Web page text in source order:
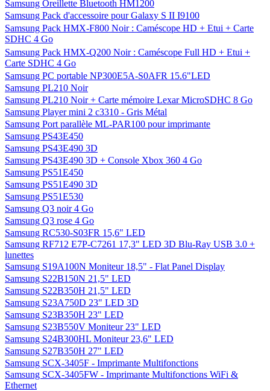
Samsung Oreillette Bluetooth HM1200
Samsung Pack d'accessoire pour Galaxy S II I9100
Samsung Pack HMX-F800 Noir : Caméscope HD + Etui + Carte
SDHC 4 Go
Samsung Pack HMX-Q200 Noir : Caméscope Full HD + Etui +
Carte SDHC 4 Go
Samsung PC portable NP300E5A-S0AFR 15.6"LED
Samsung PL210 Noir
Samsung PL210 Noir + Carte mémoire Lexar MicroSDHC 8 Go
Samsung Player mini 2 c3310 - Gris Métal
Samsung Port parallèle ML-PAR100 pour imprimante
Samsung PS43E450
Samsung PS43E490 3D
Samsung PS43E490 3D + Console Xbox 360 4 Go
Samsung PS51E450
Samsung PS51E490 3D
Samsung PS51E530
Samsung Q3 noir 4 Go
Samsung Q3 rose 4 Go
Samsung RC530-S03FR 15,6" LED
Samsung RF712 E7P-C7261 17,3" LED 3D Blu-Ray USB 3.0 +
lunettes
Samsung S19A100N Moniteur 18,5" - Flat Panel Display
Samsung S22B150N 21,5" LED
Samsung S22B350H 21,5" LED
Samsung S23A750D 23" LED 3D
Samsung S23B350H 23" LED
Samsung S23B550V Moniteur 23" LED
Samsung S24B300HL Moniteur 23,6" LED
Samsung S27B350H 27" LED
Samsung SCX-3405F - Imprimante Multifonctions
Samsung SCX-3405FW - Imprimante Multifonctions WiFi &
Ethernet